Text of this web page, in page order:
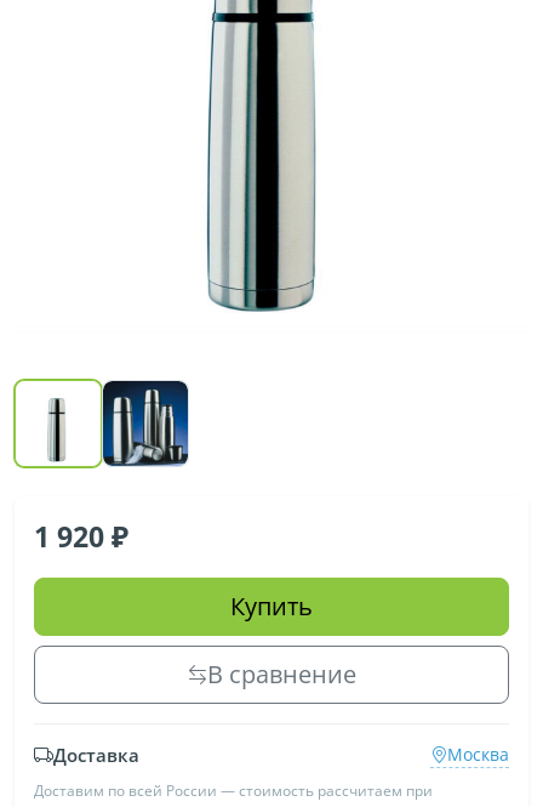
1 920
Купить
В сравнение
Доставка Москва
Доставим по всей России — стоимость рассчитаем при